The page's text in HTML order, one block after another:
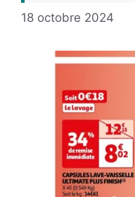
18 octobre 2024